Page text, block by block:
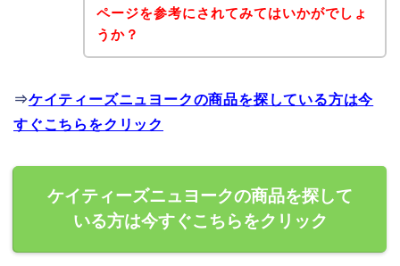
ページを参考にされてみてはいかがでしょ
うか？
⇒ケイティーズニュヨークの商品を探している方は今
すぐこちらをクリック
ケイティーズニュヨークの商品を探して
いる方は今すぐこちらをクリック